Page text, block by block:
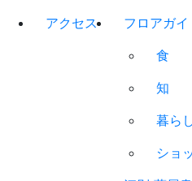
アクセス
フロアガイ
食
知
暮ら
ショ